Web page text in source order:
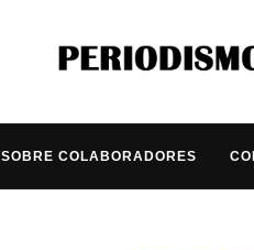
SOBRE COLABORADORES